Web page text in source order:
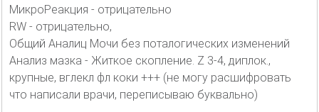
МикроРеакция - отрицательно
RW - отрицательно,
Общий Аналиц Мочи без поталогических изменений
Анализ мазка - Житкое скопление. Z 3-4, диплок.,
крупные, вглекл фл коки +++ (не могу расшифровать
что написали врачи, переписываю буквально)